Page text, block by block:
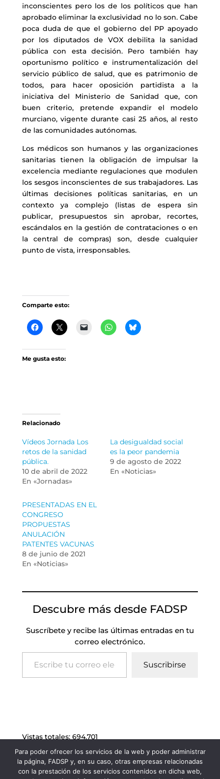
inconscientes pero los de los políticos que han
aprobado eliminar la exclusividad no lo son. Cabe
poca duda de que el gobierno del PP apoyado
por los diputados de VOX debilita la sanidad
pública con esta decisión. Pero también hay
oportunismo político e instrumentalización del
servicio público de salud, que es patrimonio de
todos, para hacer oposición partidista a la
iniciativa del Ministerio de Sanidad que, con
buen criterio, pretende expandir el modelo
murciano, vigente durante casi 25 años, al resto
de las comunidades autónomas.
Los médicos son humanos y las organizaciones
sanitarias tienen la obligación de impulsar la
excelencia mediante regulaciones que modulen
los sesgos inconscientes de sus trabajadores. Las
últimas decisiones políticas sanitarias, en un
contexto ya complejo (listas de espera sin
publicar, presupuestos sin aprobar, recortes,
escándalos en la gestión de contrataciones o en
la central de compras) son, desde cualquier
punto de vista, irresponsables.
Comparte esto:
Me gusta esto:
Relacionado
Vídeos Jornada Los
retos de la sanidad
pública.
10 de abril de 2022
En «Jornadas»
La desigualdad social
es la peor pandemia
9 de agosto de 2022
En «Noticias»
PRESENTADAS EN EL
CONGRESO
PROPUESTAS
ANULACIÓN
PATENTES VACUNAS
8 de junio de 2021
En «Noticias»
Descubre más desde FADSP
Suscríbete y recibe las últimas entradas en tu
correo electrónico.
Escribe tu correo electrónico…
Suscribirse
Vistas totales: 694.701
Para poder ofrecer los servicios de la web y poder administrar
la página, FADSP y, en su caso, otras empresas relacionadas
con la prestación de los servicios contenidos en dicha web,